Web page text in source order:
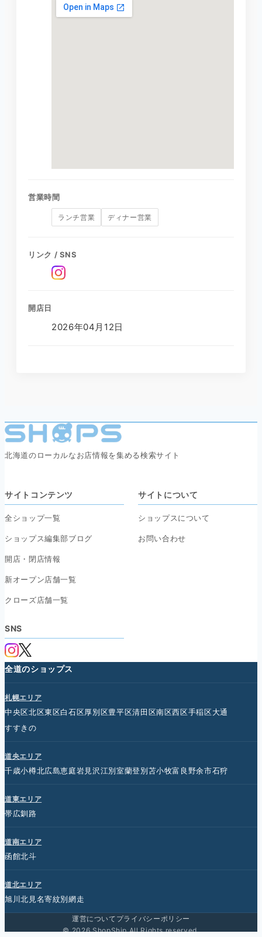
営業時間
ランチ営業 ディナー営業
リンク / SNS
開店日
2026年04月12日
北海道のローカルなお店情報を集める検索サイト
サイトコンテンツ
全ショップ一覧
ショップス編集部ブログ
開店・閉店情報
新オープン店舗一覧
クローズ店舗一覧
サイトについて
ショップスについて
お問い合わせ
SNS
全道のショップス
札幌エリア
中央区北区東区白石区厚別区豊平区清田区南区西区手稲区大通
すすきの
道央エリア
千歳小樽北広島恵庭岩見沢江別室蘭登別苫小牧富良野余市石狩
道東エリア
帯広釧路
道南エリア
函館北斗
道北エリア
旭川北見 名寄紋別網走
運営について プライバシーポリシー
© 2026 ShopShip All Rights reserved.